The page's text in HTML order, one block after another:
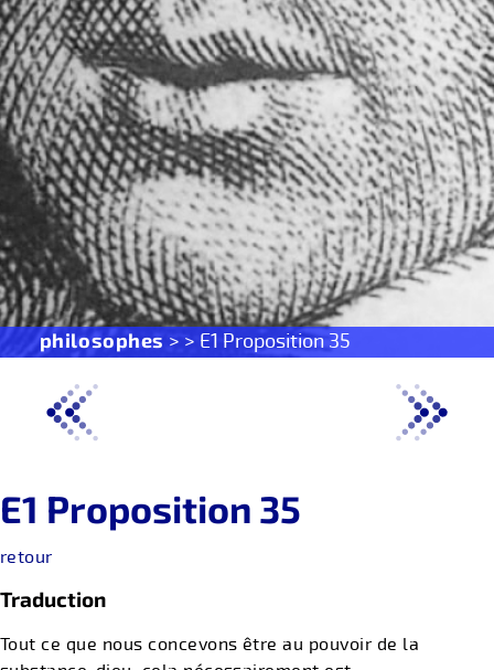
philosophes > > E1 Proposition 35
E1 Proposition 35
retour
Traduction
Tout ce que nous concevons être au pouvoir de la